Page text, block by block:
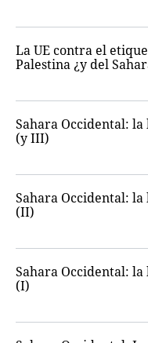
La UE contra el
Palestina ¿y del
Sahara Occidental:
(y III)
Sahara Occidental:
(II)
Sahara Occidental:
(I)